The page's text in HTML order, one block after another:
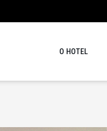
O HOTEL